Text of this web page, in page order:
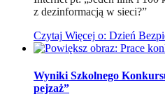
z dezinformacją w sieci?”
Czytaj Więcej o: Dzień
Wyniki Szkolnego
pejzaż”